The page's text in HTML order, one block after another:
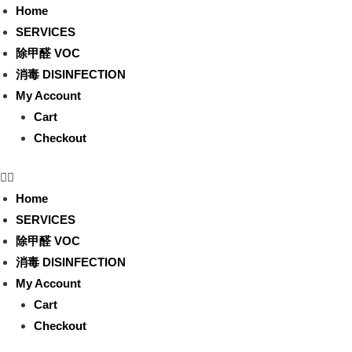
Home
SERVICES
除甲醛 VOC
消毒 DISINFECTION
My Account
Cart
Checkout
Home
SERVICES
除甲醛 VOC
消毒 DISINFECTION
My Account
Cart
Checkout